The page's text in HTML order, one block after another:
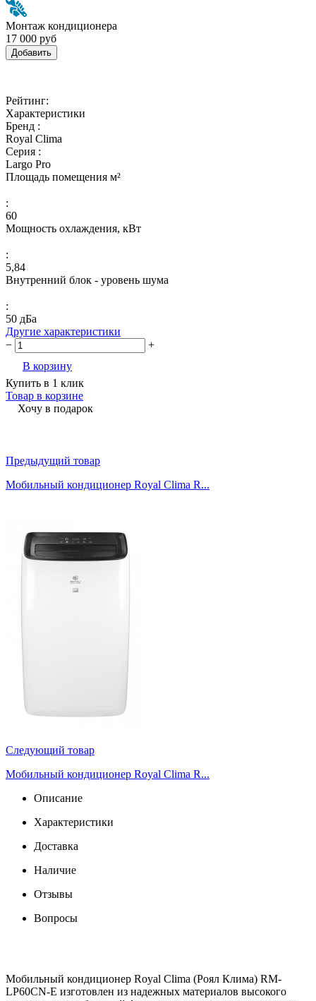
Монтаж кондиционера
17 000 руб
Добавить
Рейтинг:
Характеристики
Бренд :
Royal Clima
Серия :
Largo Pro
Площадь помещения м²
:
60
Мощность охлаждения, кВт
:
5,84
Внутренний блок - уровень шума
:
50 дБа
Другие характеристики
−
+
В корзину
Купить в 1 клик
Товар в корзине
Хочу в подарок
Предыдущий товар
Мобильный кондиционер Royal Clima R...
Следующий товар
Мобильный кондиционер Royal Clima R...
Описание
Характеристики
Доставка
Наличие
Отзывы
Вопросы
Мобильный кондиционер Royal Clima (Роял Клима) RM-
LP60CN-E изготовлен из надежных материалов высокого